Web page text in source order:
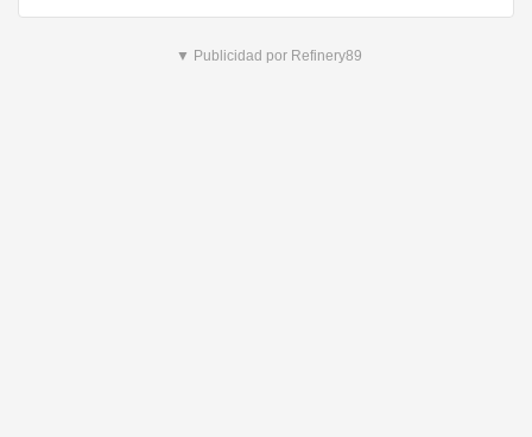
▼ Publicidad por Refinery89